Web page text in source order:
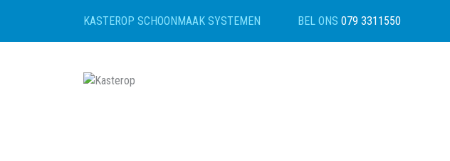
KASTEROP SCHOONMAAK SYSTEMEN BEL ONS 079 3311550